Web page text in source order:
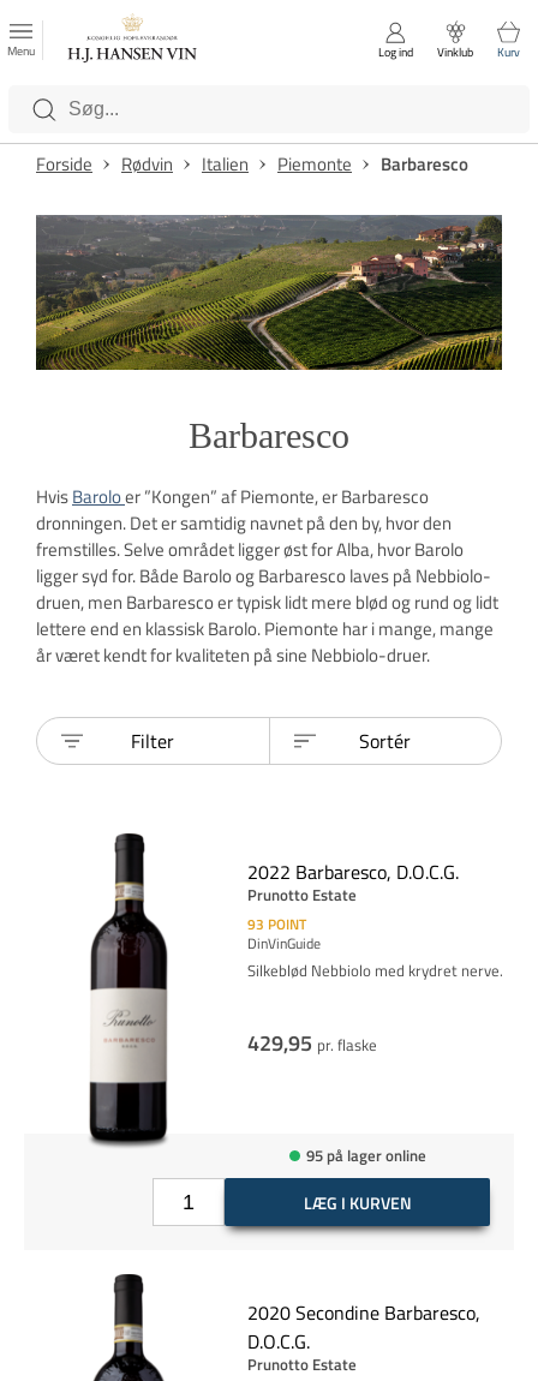
Luk
Kategorier
Menu Log ind Vinklub Kurv
Forside Rødvin Italien Piemonte Barbaresco
Barbaresco
HvisBaroloer ”Kongen” af Piemonte, er Barbaresco
dronningen. Det er samtidig navnet på den by, hvor den
fremstilles. Selve området ligger øst for Alba, hvor Barolo
ligger syd for. Både Barolo og Barbaresco laves på Nebbiolo-
druen, men Barbaresco er typisk lidt mere blød og rund og lidt
lettere end en klassisk Barolo. Piemonte har i mange, mange
år været kendt for kvaliteten på sine Nebbiolo-druer.
Filter Sortér
2022 Barbaresco, D.O.C.G.
Prunotto Estate
93 POINT
DinVinGuide
Silkeblød Nebbiolo med krydret nerve.
429,95 pr. flaske
95 på lager online
LÆG I KURVEN
2020 Secondine Barbaresco,
D.O.C.G.
Prunotto Estate